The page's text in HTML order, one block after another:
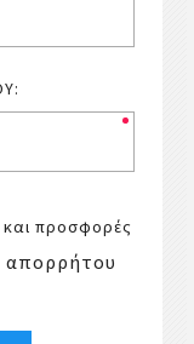
και προσφορές
απορρήτου